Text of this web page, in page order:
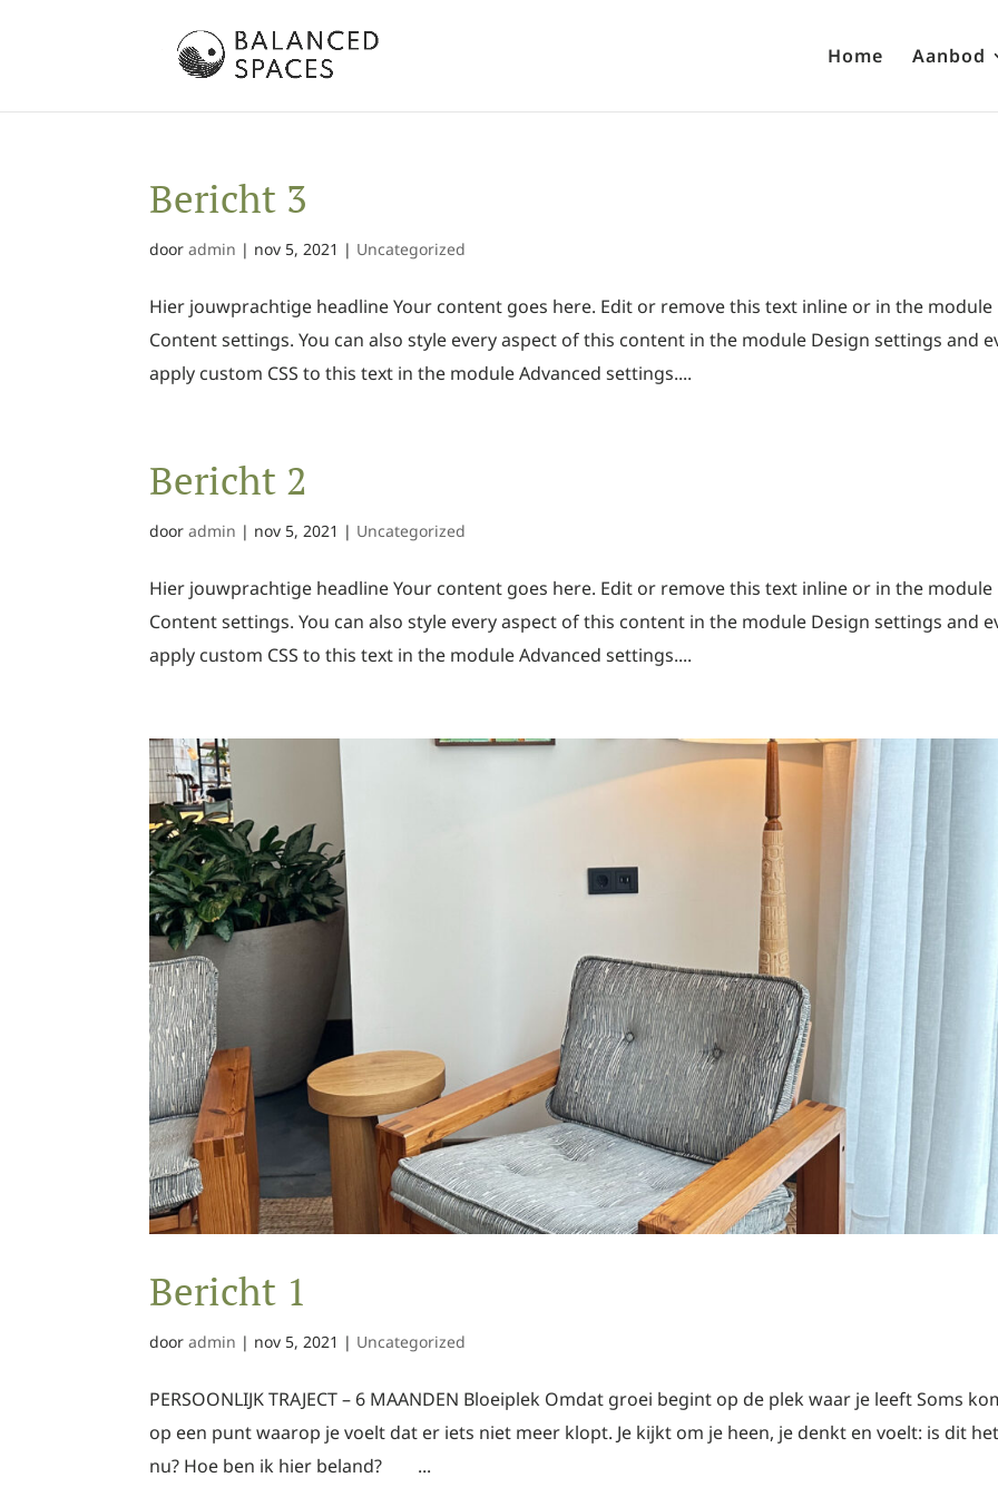
Home Aanbod
Bericht 3
dooradmin | nov 5, 2021 | Uncategorized
Hier jouwprachtige headline Your content goes here. Edit or remove this text inline or in the module
Content settings. You can also style every aspect of this content in the module Design settings and
apply custom CSS to this text in the module Advanced settings....
Bericht 2
dooradmin | nov 5, 2021 | Uncategorized
Hier jouwprachtige headline Your content goes here. Edit or remove this text inline or in the module
Content settings. You can also style every aspect of this content in the module Design settings and
apply custom CSS to this text in the module Advanced settings....
Bericht 1
dooradmin | nov 5, 2021 | Uncategorized
PERSOONLIJK TRAJECT – 6 MAANDEN Bloeiplek Omdat groei begint op de plek waar je leeft Soms
op een punt waarop je voelt dat er iets niet meer klopt. Je kijkt om je heen, je denkt en voelt: is dit
nu? Hoe ben ik hier beland? ...